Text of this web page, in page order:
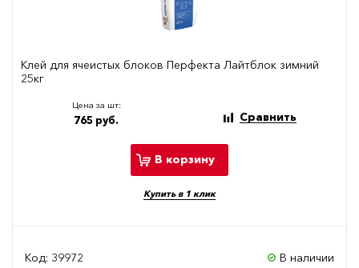
Клей для ячеистых блоков Перфекта Лайтблок зимний
25кг
Цена за шт:
765 руб. Сравнить
В корзину
Купить в 1 клик
Код: 39972 В наличии